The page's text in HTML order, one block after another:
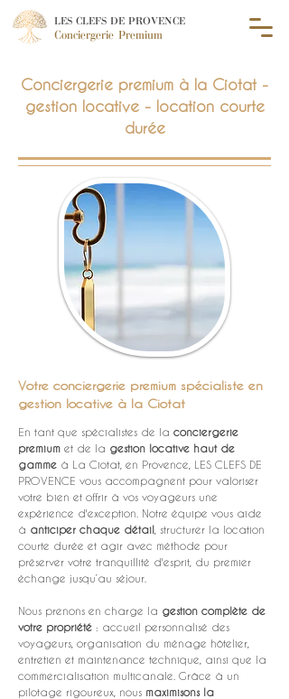
LES CLEFS DE PROVENCE
Conciergerie Premium
Conciergerie premium à la Ciotat -
gestion locative - location courte
durée
Votre conciergerie premium spécialiste en
gestion locative à la Ciotat
En tant que spécialistes de la conciergerie
premium et de la gestion locative haut de
gamme à La Ciotat, en Provence, LES CLEFS DE
PROVENCE vous accompagnent pour valoriser
votre bien et offrir à vos voyageurs une
expérience d'exception. Notre équipe vous aide
à anticiper chaque détail , structurer la location
courte durée et agir avec méthode pour
préserver votre tranquillité d'esprit, du premier
échange jusqu’au séjour.
Nous prenons en charge la gestion complète de
votre propriété : accueil personnalisé des
voyageurs, organisation du ménage hôtelier,
entretien et maintenance technique, ainsi que la
commercialisation multicanale. Grâce à un
pilotage rigoureux, nous maximisons la